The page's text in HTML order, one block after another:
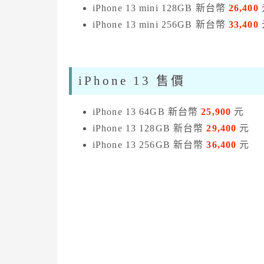
iPhone 13 mini 128GB 新台幣 26,400
iPhone 13 mini 256GB 新台幣 33,400
iPhone 13 售價
iPhone 13 64GB 新台幣 25,900 元
iPhone 13 128GB 新台幣29,400 元
iPhone 13 256GB 新台幣36,400 元